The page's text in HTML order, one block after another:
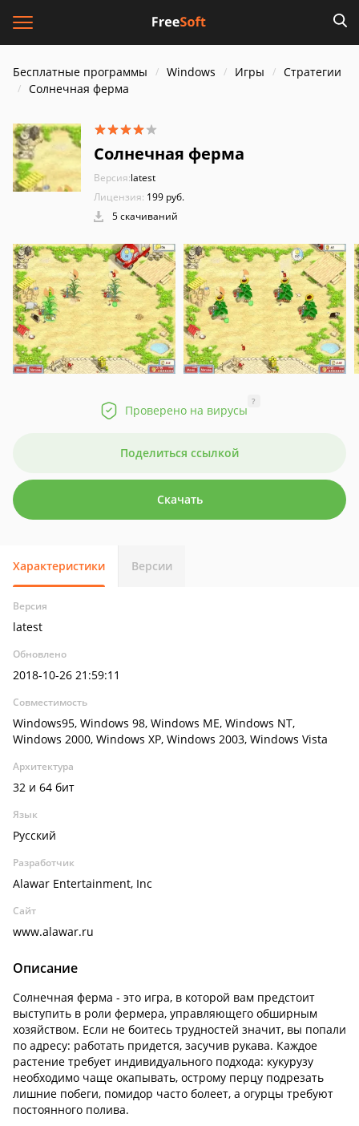
Бесплатные программы Windows Игры
Стратегии
Солнечная ферма
Солнечная ферма
Версия:latest
Лицензия: 199 руб.
5 скачиваний
Проверено на вирусы
?
Поделиться ссылкой
Скачать
Характеристики Версии
Версия
latest
Обновлено
2018-10-26 21:59:11
Совместимость
Windows95, Windows 98, Windows ME, Windows NT,
Windows 2000, Windows XP, Windows 2003, Windows Vista
Архитектура
32 и 64 бит
Язык
Русский
Разработчик
Alawar Entertainment, Inc
Сайт
www.alawar.ru
Описание
Солнечная ферма - это игра, в которой вам предстоит
выступить в роли фермера, управляющего обширным
хозяйством. Если не боитесь трудностей значит, вы попали
по адресу: работать придется, засучив рукава. Каждое
растение требует индивидуального подхода: кукурузу
необходимо чаще окапывать, острому перцу подрезать
лишние побеги, помидор часто болеет, а огурцы требуют
постоянного полива.